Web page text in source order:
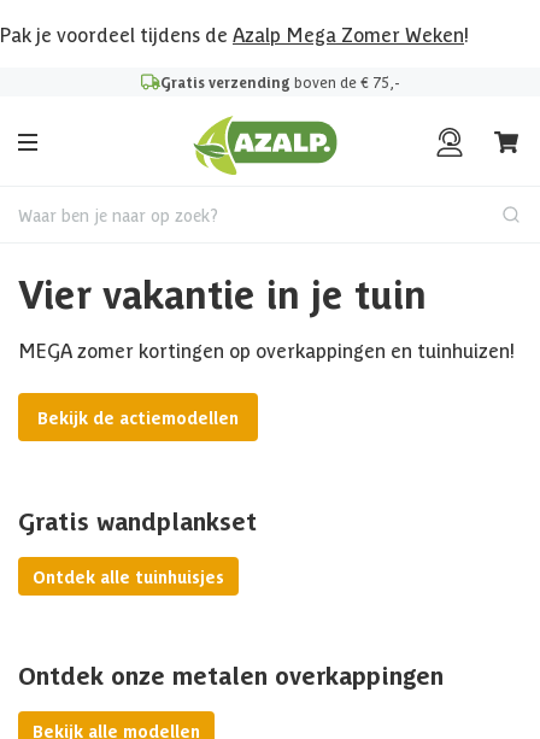
Pak je voordeel tijdens de Azalp Mega Zomer Weken!
Gratis verzending boven de € 75,-
Waar ben je naar op zoek?
Vier vakantie in je tuin
MEGA zomer kortingen op overkappingen en tuinhuizen!
Bekijk de actiemodellen
Gratis wandplankset
Ontdek alle tuinhuisjes
Ontdek onze metalen overkappingen
Bekijk alle modellen